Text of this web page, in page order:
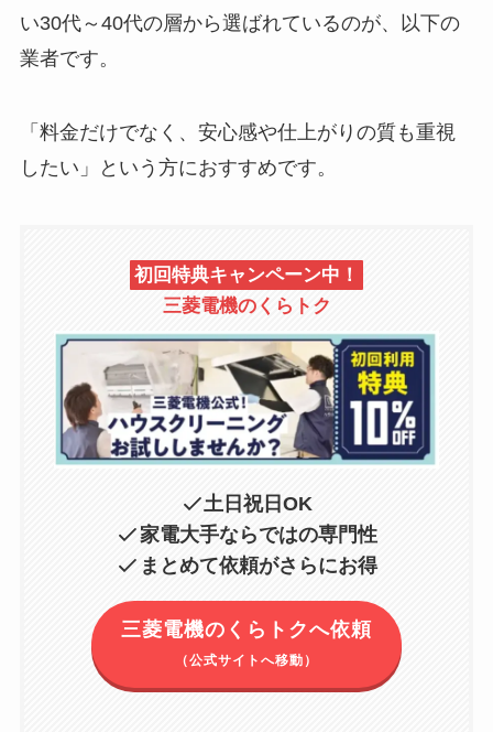
い30代～40代の層から選ばれているのが、以下の
業者です。
「料金だけでなく、安心感や仕上がりの質も重視
したい」という方におすすめです。
初回特典キャンペーン中！
三菱電機のくらトク
土日祝日OK
家電大手ならではの専門性
まとめて依頼がさらにお得
三菱電機のくらトクへ依頼
（公式サイトへ移動）